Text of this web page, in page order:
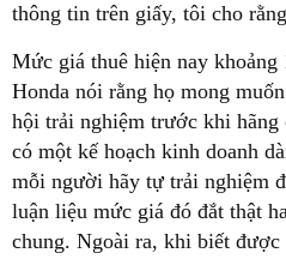
thông tin trên giấy, tôi cho
Mức giá thuê hiện nay khoảng
Honda nói rằng họ mong
hội trải nghiệm trước khi hãng
có một kế hoạch kinh doanh
mỗi người hãy tự trải nghiệm
luận liệu mức giá đó đắt thật
chung. Ngoài ra, khi biết